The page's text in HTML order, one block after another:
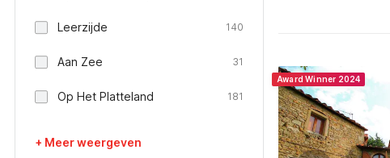
Leerzijde 140
Aan Zee 31
Op Het Platteland 181
+ Meer weergeven
Award Winner 2024